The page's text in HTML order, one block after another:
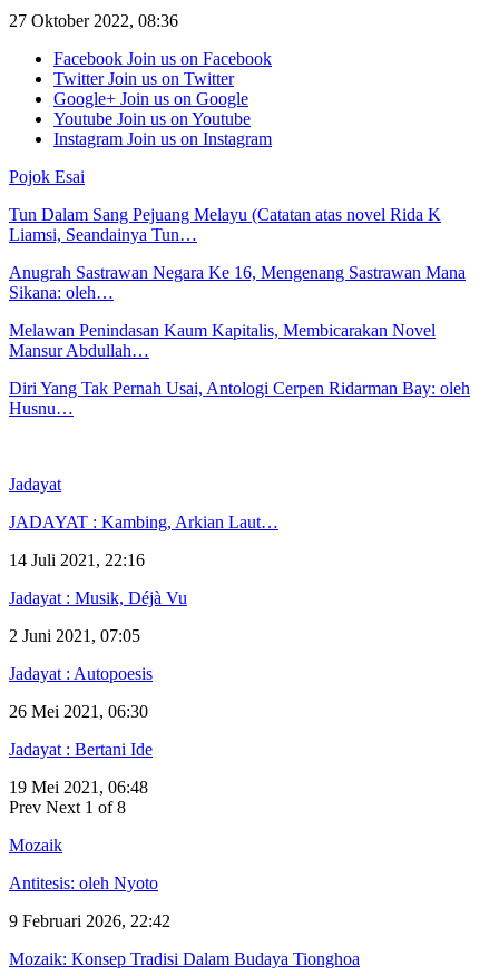
27 Oktober 2022, 08:36
Facebook Join us on Facebook
Twitter Join us on Twitter
Google+ Join us on Google
Youtube Join us on Youtube
Instagram Join us on Instagram
Pojok Esai
Tun Dalam Sang Pejuang Melayu (Catatan atas novel Rida K
Liamsi, Seandainya Tun…
Anugrah Sastrawan Negara Ke 16, Mengenang Sastrawan Mana
Sikana: oleh…
Melawan Penindasan Kaum Kapitalis, Membicarakan Novel
Mansur Abdullah…
Diri Yang Tak Pernah Usai, Antologi Cerpen Ridarman Bay: oleh
Husnu…
Jadayat
JADAYAT : Kambing, Arkian Laut…
14 Juli 2021, 22:16
Jadayat : Musik, Déjà Vu
2 Juni 2021, 07:05
Jadayat : Autopoesis
26 Mei 2021, 06:30
Jadayat : Bertani Ide
19 Mei 2021, 06:48
Prev Next 1 of 8
Mozaik
Antitesis: oleh Nyoto
9 Februari 2026, 22:42
Mozaik: Konsep Tradisi Dalam Budaya Tionghoa